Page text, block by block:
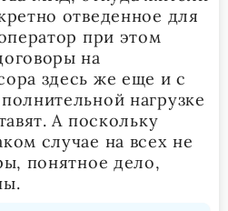
отведенное для
при этом
на
здесь же еще и с
нагрузке
А поскольку
случае на всех не
понятное дело,